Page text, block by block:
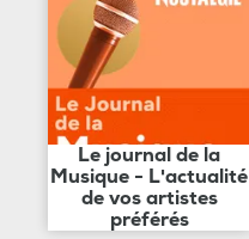
Le journal de la
Musique - L'actualité
de vos artistes
préférés